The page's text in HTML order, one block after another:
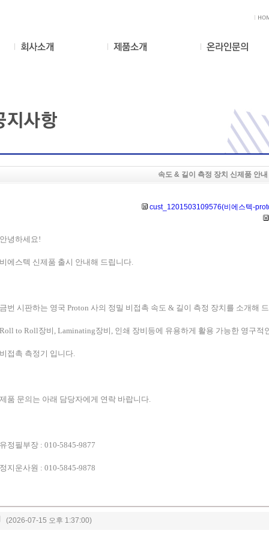
속도 & 길이 측정 장치 신제품 안내
cust_1201503109576(비에스텍-
안녕하세요!
비에스텍 신제품 출시 안내해 드립니다.
금번 시판하는 영국 Proton 사의 정밀 비접촉 속도 & 길이 측정 장치를 소개해
Roll to Roll장비 , Laminating장비 , 인쇄 장비등에 유용하게 활용 가능한 영구적
비접촉 측정기 입니다.
제품 문의는 아래 담당자에게 연락 바랍니다.
유정필부장 : 010-5845-9877
정지운사원 : 010-5845-9878
(2026-07-15 오후 1:37:00)